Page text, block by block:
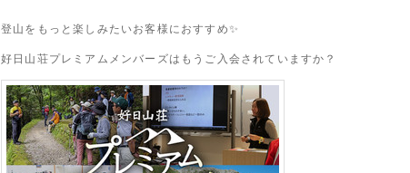
登山をもっと楽しみたいお客様におすすめ✨
好日山荘プレミアムメンバーズはもうご入会されていますか？